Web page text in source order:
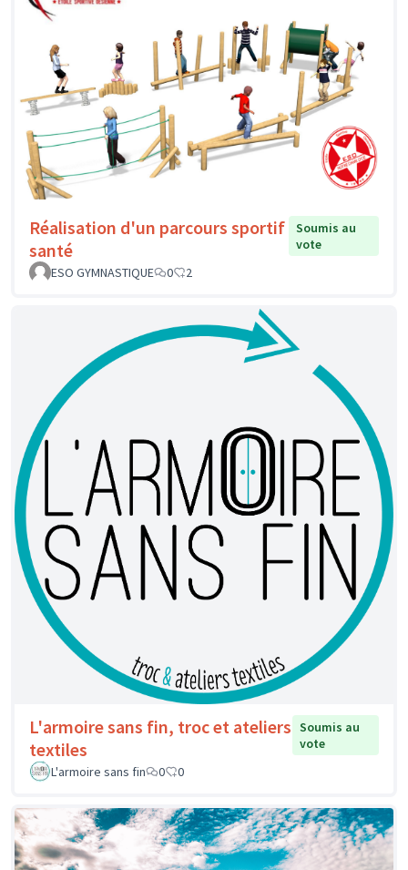
Réalisation d'un parcours sportif
santé
Soumis au
vote
ESO GYMNASTIQUE
0 2
L'armoire sans fin, troc et ateliers
textiles
Soumis au
vote
L'armoire sans fin
0 0